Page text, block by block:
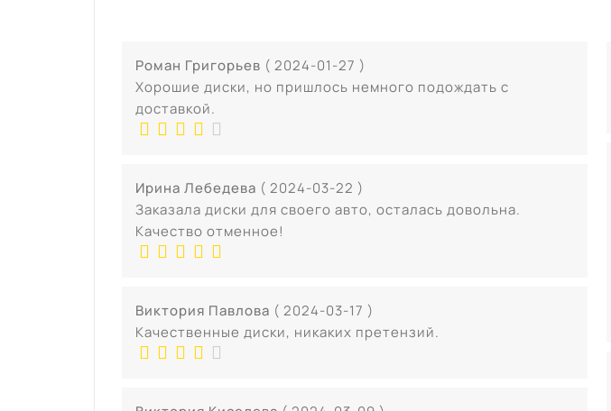
Роман Григорьев ( 2024-01-27 )
Хорошие диски, но пришлось немного подождать с
доставкой.
Ирина Лебедева ( 2024-03-22 )
Заказала диски для своего авто, осталась довольна.
Качество отменное!
Виктория Павлова ( 2024-03-17 )
Качественные диски, никаких претензий.